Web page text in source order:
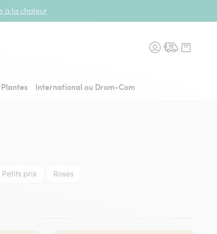
à la chaleur
Plantes International ou Drom-Com
Petits prix Roses